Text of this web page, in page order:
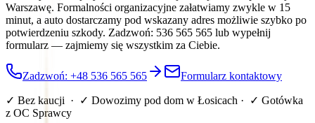
Warszawę. Formalności organizacyjne załatwiamy zwykle w 15
minut, a auto dostarczamy pod wskazany adres możliwie szybko po
potwierdzeniu szkody. Zadzwoń: 536 565 565 lub wypełnij
formularz — zajmiemy się wszystkim za Ciebie.
Zadzwoń: +48 536 565 565 Formularz kontaktowy
✓ Bez kaucji · ✓ Dowozimy pod dom w Łosicach · ✓ Gotówka
z OC Sprawcy